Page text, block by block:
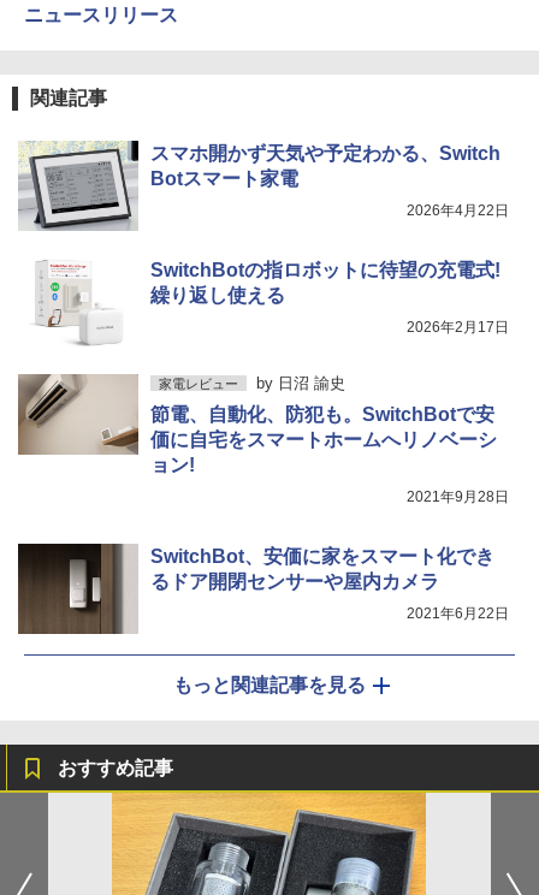
ニュースリリース
関連記事
スマホ開かず天気や予定わかる、Switch
Botスマート家電
2026年4月22日
SwitchBotの指ロボットに待望の充電式!
繰り返し使える
2026年2月17日
家電レビュー by 日沼 諭史
節電、自動化、防犯も。SwitchBotで安
価に自宅をスマートホームへリノベーシ
ョン!
2021年9月28日
SwitchBot、安価に家をスマート化でき
るドア開閉センサーや屋内カメラ
2021年6月22日
もっと関連記事を見る
おすすめ記事